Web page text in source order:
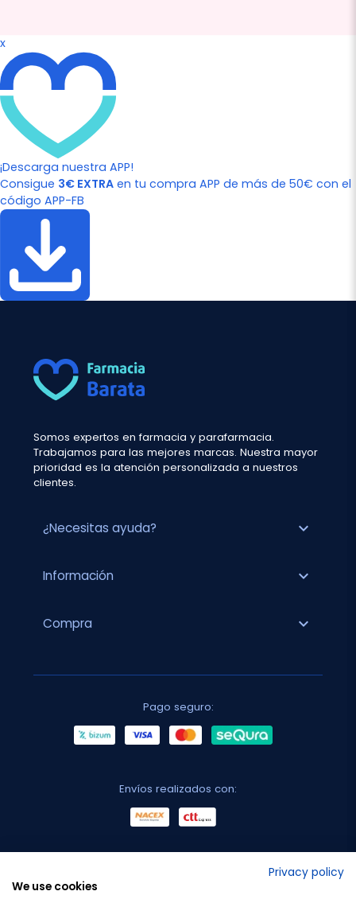
x
¡Descarga nuestra APP!
Consigue 3€ EXTRA en tu compra APP de más de 50€ con el
código APP-FB
Somos expertos en farmacia y parafarmacia.
Trabajamos para las mejores marcas. Nuestra mayor
prioridad es la atención personalizada a nuestros
clientes.
¿Necesitas ayuda? expand_more
Información expand_more
Compra expand_more
Pago seguro:
Envíos realizados con:
Privacy policy
We use cookies